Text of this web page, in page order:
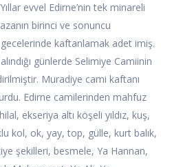
evvel Edirne’nin tek minareli
birinci ve sonuncu
kaftanlamak adet imiş.
günlerde Selimiye Camiinin
Muradiye cami kaftanı
Edirne camilerinden mahfuz
ekseriya altı köşeli yıldız, kuş,
kol, ok, yay, top, gülle, kurt balık,
şekilleri, besmele, Ya Hannan,